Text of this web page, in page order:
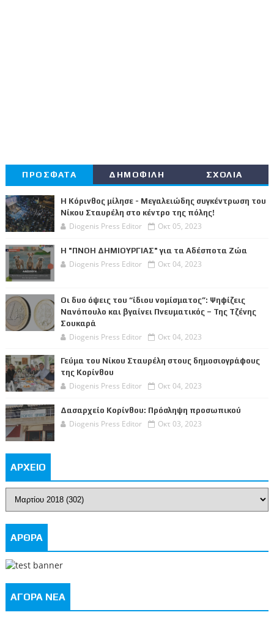
ΠΡΟΣΦΑΤΑ ΔΗΜΟΦΙΛΗ ΣΧΟΛΙΑ
Η Κόρινθος μίλησε - Μεγαλειώδης συγκέντρωση του
Νίκου Σταυρέλη στο κέντρο της πόλης!
Diogenis Press Editor Οκτ 05, 2023
Η "ΠΝΟΗ ΔΗΜΙΟΥΡΓΙΑΣ" για τα Αδέσποτα Ζώα
Diogenis Press Editor Οκτ 04, 2023
Οι δυο όψεις του “ίδιου νομίσματος”: Ψηφίζεις
Νανόπουλο και βγαίνει Πνευματικός – Της Τζένης
Σουκαρά
Diogenis Press Editor Οκτ 04, 2023
Γεύμα του Νίκου Σταυρέλη στους δημοσιογράφους
της Κορίνθου
Diogenis Press Editor Οκτ 04, 2023
Δασαρχείο Κορίνθου: Πρόσληψη προσωπικού
Diogenis Press Editor Οκτ 03, 2023
ΑΡΧΕΙΟ
ΑΡΘΡΑ
ΑΓΟΡΑ ΝΕΑ